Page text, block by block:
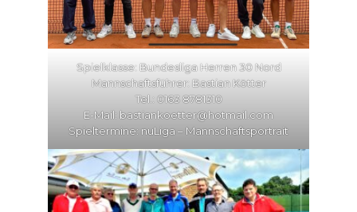
Spielklasse: Bundesliga Herren 30 Nord
Mannschaftsführer: Bastian Kötter
Tel.: 0163 8781310
E-Mail: bastiankoetter@hotmail.com
Spieltermine: nuLiga – Mannschaftsportrait